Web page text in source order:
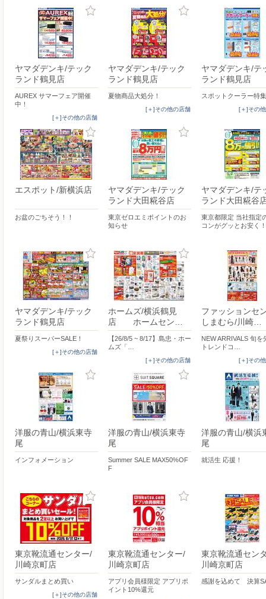
ヤマダデンキ/テック
ランド鶴見店
AUREX サマーフェア開催
中！
[＋]その他の店舗
ヤマダデンキ/テック
ランド鶴見店
夏物商品大処分！
[＋]その他の店舗
ヤマダデンキ/テ
ランド鶴見店
スポットクーラー特集
[＋]その
エスポット/新横浜店
お盆のごちそう！！
ヤマダデンキ/テック
ランド大田糀谷店
東京ゼロエミポイントのお
知らせ
ヤマダデンキ/テ
ランド大田糀谷
東京都限定 当社指定
コンがグッとお安く！
ヤマダデンキ/テック
ランド鶴見店
夏祭りスーパーSALE！
[＋]その他の店舗
ホームズ/横浜鶴見
店 ホームセン…
【26/8/5 ~ 8/17】島忠・ホー
ムズ「…
[＋]その他の店舗
ファッションセ
しまむら/川崎…
NEW ARRIVALS 旬を
トレンドコ…
[＋]その
洋服の青山/横浜東寺
尾
インフォメーション
洋服の青山/横浜東寺
尾
Summer SALE MAX50%OF
F
洋服の青山/横浜
尾
就活生 応援！
東京靴流通センター/
川崎京町店
サンダルまとめ買い
[＋]その他の店舗
東京靴流通センター/
川崎京町店
アプリ会員様限定 アプリポ
イント10%還元
東京靴流通セン
川崎京町店
感謝を込めて 決算